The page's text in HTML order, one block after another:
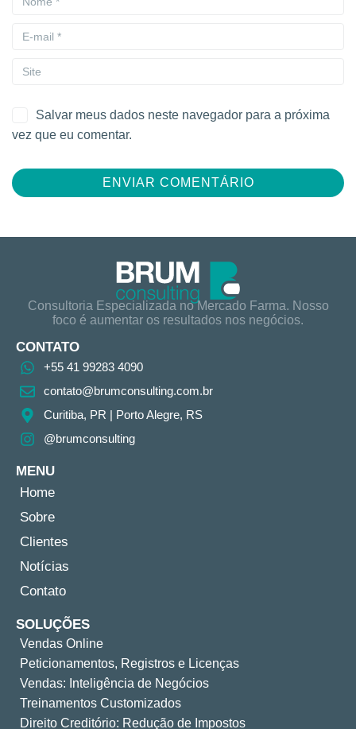
Salvar meus dados neste navegador para a próxima
vez que eu comentar.
Consultoria Especializada no Mercado Farma. Nosso
foco é aumentar os resultados nos negócios.
CONTATO
+55 41 99283 4090
contato@brumconsulting.com.br​
Curitiba, PR​ | Porto Alegre, RS
@brumconsulting
MENU
Home
Sobre
Clientes
Notícias
Contato
SOLUÇÕES
Vendas Online
Peticionamentos, Registros e Licenças
Vendas: Inteligência de Negócios
Treinamentos Customizados
Direito Creditório: Redução de Impostos